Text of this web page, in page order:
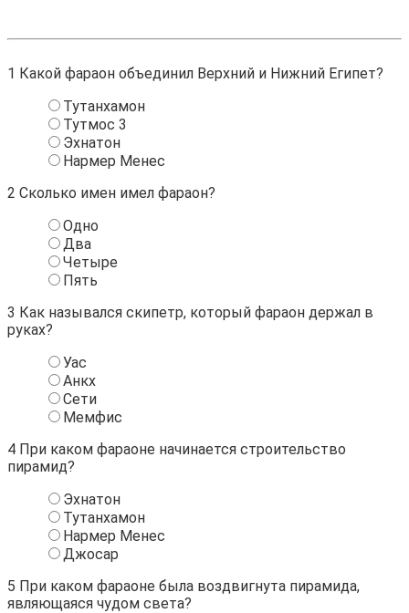
1 Какой фараон объединил Верхний и Нижний Египет?
Тутанхамон
Тутмос 3
Эхнатон
Нармер Менес
2 Сколько имен имел фараон?
Одно
Два
Четыре
Пять
3 Как назывался скипетр, который фараон держал в
руках?
Уас
Анкх
Сети
Мемфис
4 При каком фараоне начинается строительство
пирамид?
Эхнатон
Тутанхамон
Нармер Менес
Джосар
5 При каком фараоне была воздвигнута пирамида,
являющаяся чудом света?